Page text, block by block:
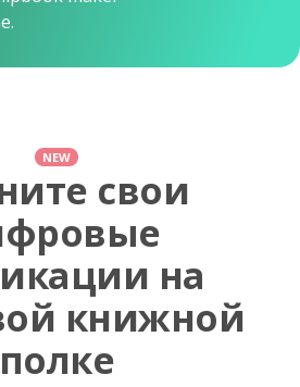
NEW
свои
на
книжной
полке